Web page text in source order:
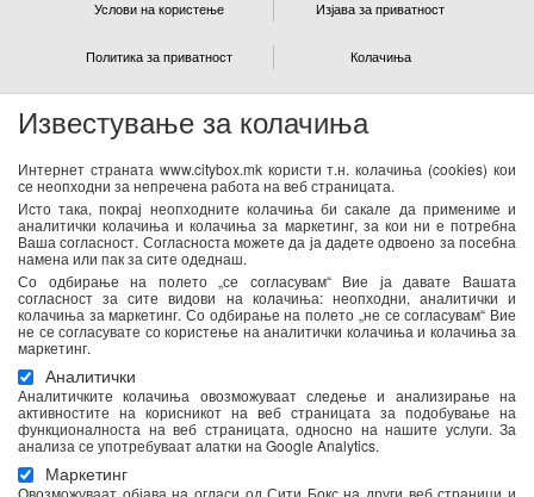
Известување за колачиња
Интернет страната www.citybox.mk користи т.н. колачиња (cookies) кои
се неопходни за непречена работа на веб страницата.
Исто така, покрај неопходните колачиња би сакале да примениме и
аналитички колачиња и колачиња за маркетинг, за кои ни е потребна
Ваша согласност. Согласноста можете да ја дадете одвоено за посебна
намена или пак за сите одеднаш.
Со одбирање на полето „се согласувам“ Вие ја давате Вашата
согласност за сите видови на колачиња: неопходни, аналитички и
колачиња за маркетинг. Со одбирање на полето „не се согласувам“ Вие
не се согласувате со користење на аналитички колачиња и колачиња за
маркетинг.
Аналитички
Аналитичките колачиња овозможуваат следење и анализирање на
активностите на корисникот на веб страницата за подобување на
функционалноста на веб страницата, односно на нашите услуги. За
анализа се употребуваат алатки на Google Analytics.
Маркетинг
Овозможуваат објава на огласи од Сити Бокс на други веб страници и
Услови на користење Изјава за приватност
Политика за приватност Колачиња
NEWSLETTER
Се согласувам дека Спорт М ги користи моите лични
податоци од оваа форма за директен маркетинг
(информирање за новости и специјални понуди) преку е-
пошта. Податоците ќе бидат обработени во согласност со
важечките закони со кои се регулира заштитата на личните
податоци. Можете да ја повлечете Вашата согласност во
секое време. Повеќе информации се достапни тука